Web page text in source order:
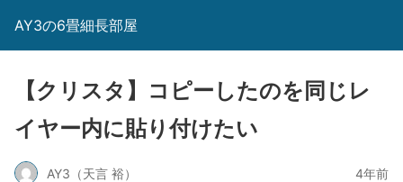
AY3の6畳細長部屋
【クリスタ】コピーしたのを同じレ
イヤー内に貼り付けたい
AY3（天言 裕） 4年前